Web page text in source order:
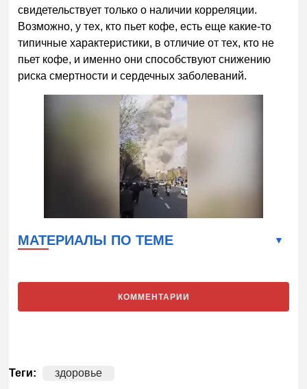
свидетельствует только о наличии корреляции.
Возможно, у тех, кто пьет кофе, есть еще какие-то
типичные характеристики, в отличие от тех, кто не
пьет кофе, и именно они способствуют снижению
риска смертности и сердечных заболеваний.
МАТЕРИАЛЫ ПО ТЕМЕ
КОММЕНТАРИИ
Теги: здоровье